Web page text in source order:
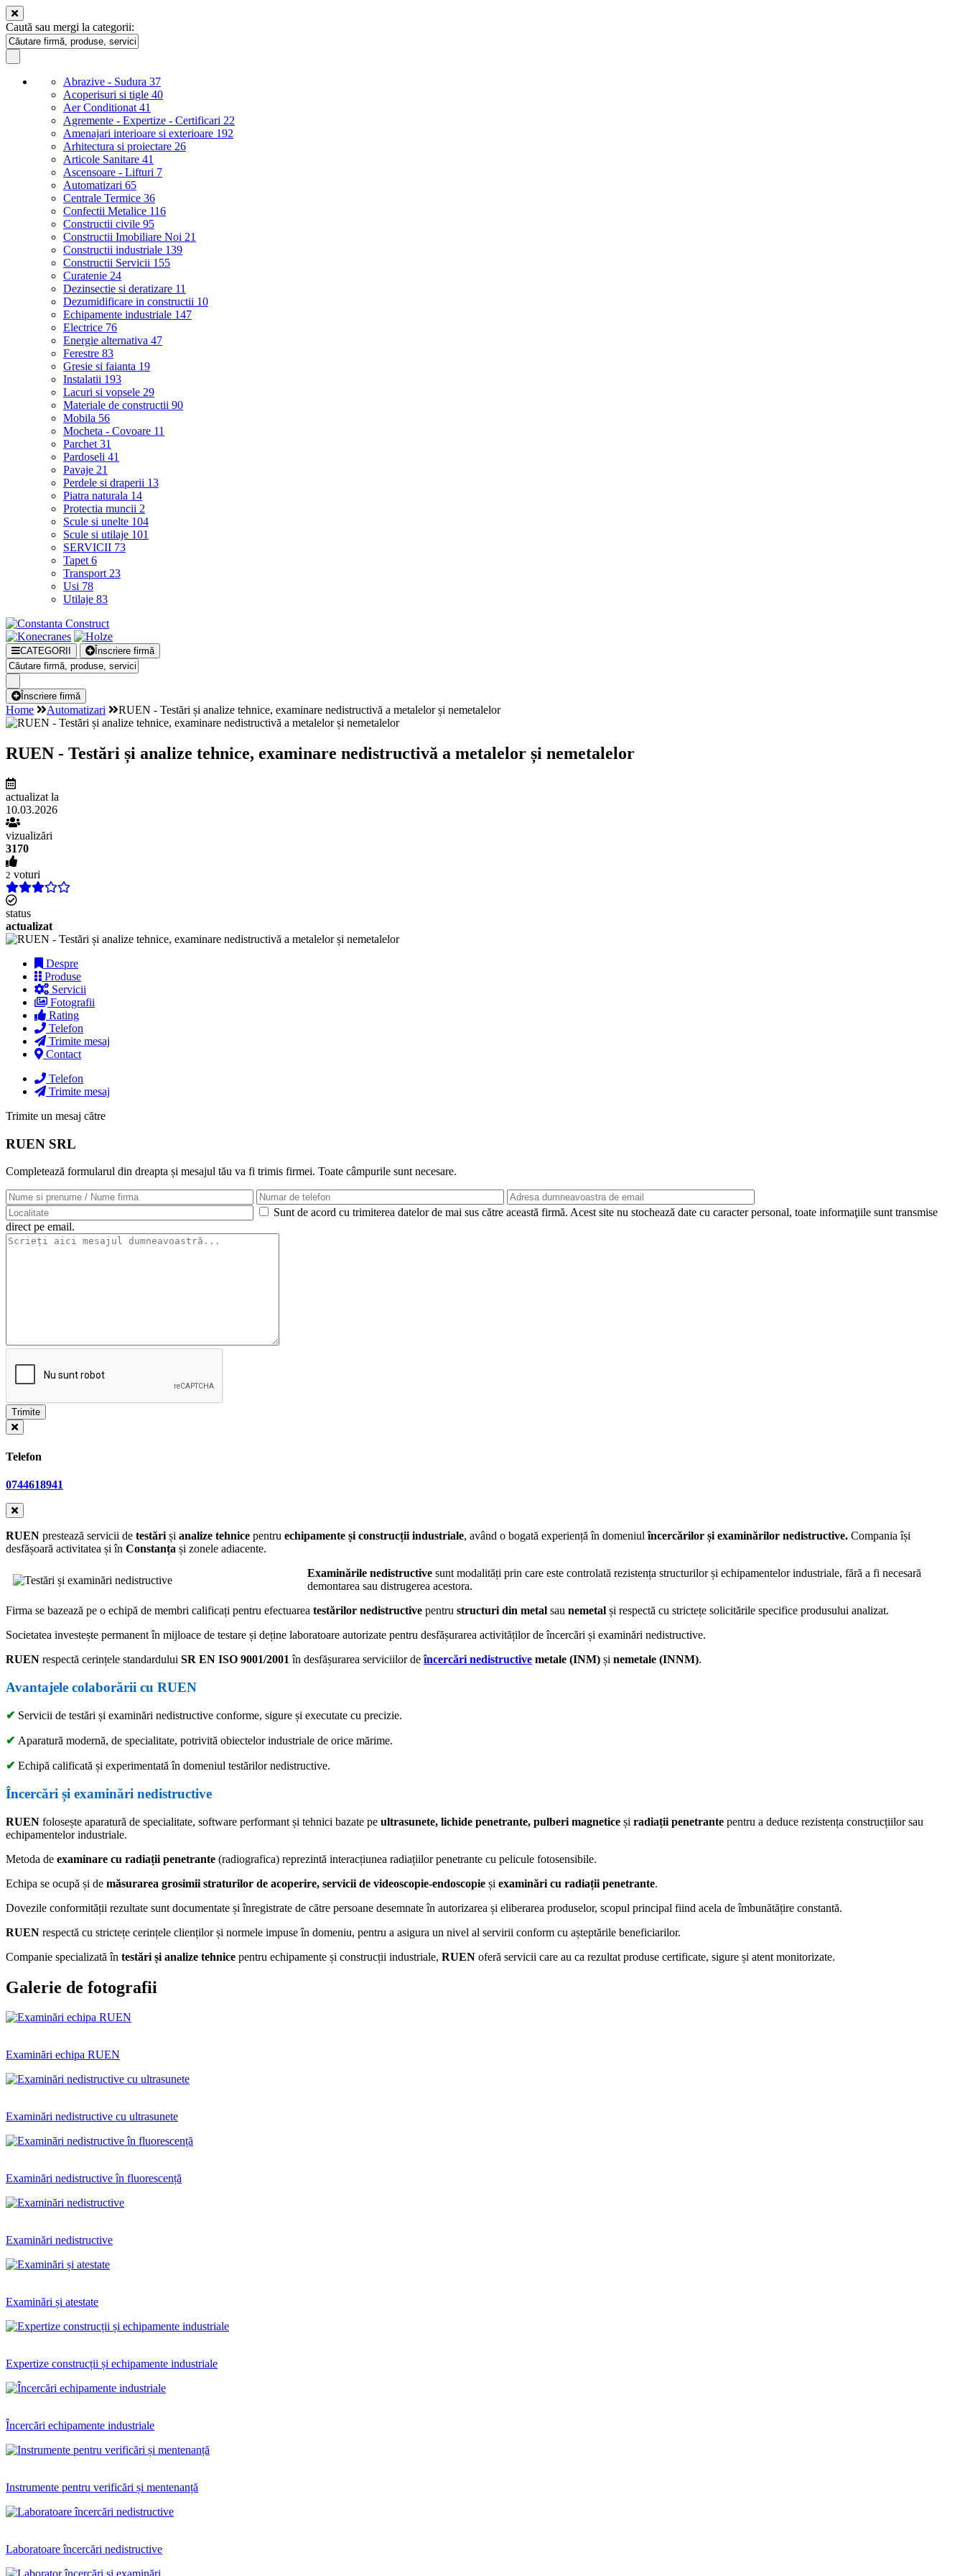
Caută sau mergi la categorii:
Abrazive - Sudura 37
Acoperisuri si tigle 40
Aer Conditionat 41
Agremente - Expertize - Certificari 22
Amenajari interioare si exterioare 192
Arhitectura si proiectare 26
Articole Sanitare 41
Ascensoare - Lifturi 7
Automatizari 65
Centrale Termice 36
Confectii Metalice 116
Constructii civile 95
Constructii Imobiliare Noi 21
Constructii industriale 139
Constructii Servicii 155
Curatenie 24
Dezinsectie si deratizare 11
Dezumidificare in constructii 10
Echipamente industriale 147
Electrice 76
Energie alternativa 47
Ferestre 83
Gresie si faianta 19
Instalatii 193
Lacuri si vopsele 29
Materiale de constructii 90
Mobila 56
Mocheta - Covoare 11
Parchet 31
Pardoseli 41
Pavaje 21
Perdele si draperii 13
Piatra naturala 14
Protectia muncii 2
Scule si unelte 104
Scule si utilaje 101
SERVICII 73
Tapet 6
Transport 23
Usi 78
Utilaje 83
CATEGORII Înscriere firmă
Înscriere firmă
Home Automatizari RUEN - Testări și analize tehnice, examinare nedistructivă a metalelor și nemetalelor
RUEN - Testări și analize tehnice, examinare nedistructivă a metalelor și nemetalelor
actualizat la
10.03.2026
vizualizări
3170
2 voturi
status
actualizat
Despre
Produse
Servicii
Fotografii
Rating
Telefon
Trimite mesaj
Contact
Telefon
Trimite mesaj
Trimite un mesaj către
RUEN SRL
Completează formularul din dreapta și mesajul tău va fi trimis firmei. Toate câmpurile sunt necesare.
Sunt de acord cu trimiterea datelor de mai sus către această firmă. Acest site nu stochează date cu caracter personal, toate informaţiile sunt transmise
direct pe email.
Telefon
0744618941
RUEN prestează servicii de testări și analize tehnice pentru echipamente și construcții industriale, având o bogată experiență în domeniul încercărilor și examinărilor nedistructive. Compania își
desfășoară activitatea și în Constanța și zonele adiacente.
Examinările nedistructive sunt modalități prin care este controlată rezistența structurilor și echipamentelor industriale, fără a fi necesară
demontarea sau distrugerea acestora.
Firma se bazează pe o echipă de membri calificați pentru efectuarea testărilor nedistructive pentru structuri din metal sau nemetal și respectă cu strictețe solicitările specifice produsului analizat.
Societatea investește permanent în mijloace de testare și deține laboratoare autorizate pentru desfășurarea activităților de încercări și examinări nedistructive.
RUEN respectă cerințele standardului SR EN ISO 9001/2001 în desfășurarea serviciilor deîncercări nedistructive metale (INM) și nemetale (INNM).
Avantajele colaborării cu RUEN
✔ Servicii de testări și examinări nedistructive conforme, sigure și executate cu precizie.
✔ Aparatură modernă, de specialitate, potrivită obiectelor industriale de orice mărime.
✔ Echipă calificată și experimentată în domeniul testărilor nedistructive.
Încercări și examinări nedistructive
RUEN folosește aparatură de specialitate, software performant și tehnici bazate pe ultrasunete, lichide penetrante, pulberi magnetice și radiații penetrante pentru a deduce rezistența construcțiilor sau
echipamentelor industriale.
Metoda de examinare cu radiații penetrante (radiografica) reprezintă interacțiunea radiațiilor penetrante cu pelicule fotosensibile.
Echipa se ocupă și de măsurarea grosimii straturilor de acoperire, servicii de videoscopie-endoscopie și examinări cu radiații penetrante.
Dovezile conformității rezultate sunt documentate și înregistrate de către persoane desemnate în autorizarea și eliberarea produselor, scopul principal fiind acela de îmbunătățire constantă.
RUEN respectă cu strictețe cerințele clienților și normele impuse în domeniu, pentru a asigura un nivel al servirii conform cu așteptările beneficiarilor.
Companie specializată în testări și analize tehnice pentru echipamente și construcții industriale, RUEN oferă servicii care au ca rezultat produse certificate, sigure și atent monitorizate.
Galerie de fotografii
Examinări echipa RUEN
Examinări nedistructive cu ultrasunete
Examinări nedistructive în fluorescență
Examinări nedistructive
Examinări și atestate
Expertize construcții și echipamente industriale
Încercări echipamente industriale
Instrumente pentru verificări și mentenanță
Laboratoare încercări nedistructive